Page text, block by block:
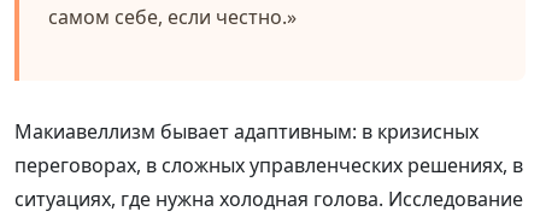
самом себе, если честно.»
Макиавеллизм бывает адаптивным: в кризисных
переговорах, в сложных управленческих решениях, в
ситуациях, где нужна холодная голова. Исследование